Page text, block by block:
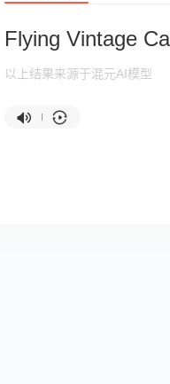
Flying Vintage
以上结果来源于混元AI模型